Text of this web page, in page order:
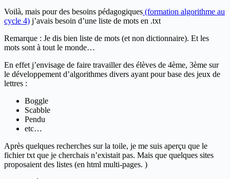
Voilà, mais pour des besoins pédagogiques (formation algorithme au
cycle 4) j’avais besoin d’une liste de mots en .txt
Remarque : Je dis bien liste de mots (et non dictionnaire). Et les
mots sont à tout le monde…
En effet j’envisage de faire travailler des élèves de 4ème, 3ème sur
le développement d’algorithmes divers ayant pour base des jeux de
lettres :
Boggle
Scabble
Pendu
etc…
Après quelques recherches sur la toile, je me suis aperçu que le
fichier txt que je cherchais n’existait pas. Mais que quelques sites
proposaient des listes (en html multi-pages. )